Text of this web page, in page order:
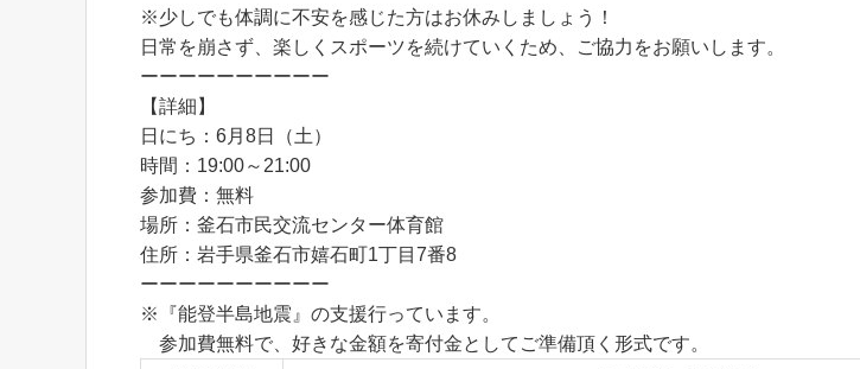
※少しでも体調に不安を感じた方はお休みしましょう！
日常を崩さず、楽しくスポーツを続けていくため、ご協力をお願いします。
ーーーーーーーーーー
【詳細】
日にち：6月8日（土）
時間：19:00～21:00
参加費：無料
場所：釜石市民交流センター体育館
住所：岩手県釜石市嬉石町1丁目7番8
ーーーーーーーーーー
※『能登半島地震』の支援行っています。
参加費無料で、好きな金額を寄付金としてご準備頂く形式です。